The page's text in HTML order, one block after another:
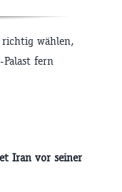
richtig wählen,
fern
Iran vor seiner